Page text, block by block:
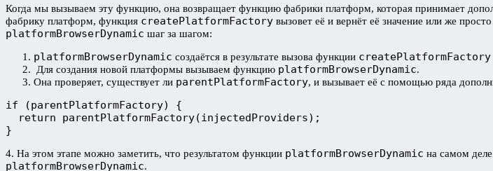
Когда мы вызываем эту функцию, она возвращает функцию фабрики платформ, которая принимает
фабрику платформ, функция createPlatformFactory вызовет её и вернёт её значение или же
platformBrowserDynamic шаг за шагом:
platformBrowserDynamic создаётся в результате вызова функции createPlatformFactory
Для создания новой платформы вызываем функцию platformBrowserDynamic.
Она проверяет, существует ли parentPlatformFactory, и вызывает её с помощью ряда
if (parentPlatformFactory) {
  return parentPlatformFactory(injectedProviders);
}
4. На этом этапе можно заметить, что результатом функции platformBrowserDynamic на самом деле
platformBrowserDynamic.